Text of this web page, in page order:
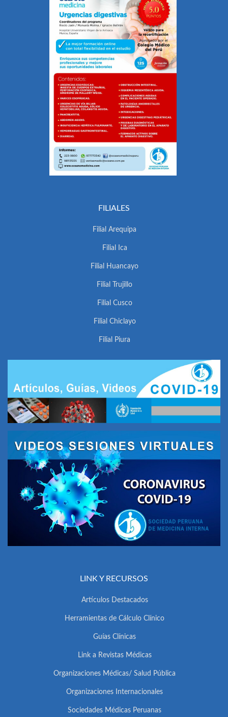
FILIALES
Filial Arequipa
Filial Ica
Filial Huancayo
Filial Trujillo
Filial Cusco
Filial Chiclayo
Filial Piura
LINK Y RECURSOS
Artículos Destacados
Herramientas de Cálculo Clínico
Guías Clínicas
Link a Revistas Médicas
Organizaciones Médicas/ Salud Pública
Organizaciones Internacionales
Sociedades Médicas Peruanas